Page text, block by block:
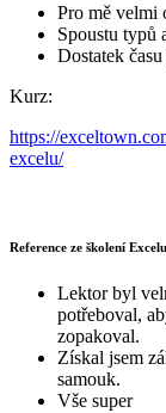
Pro mě velmi
Spoustu typů
Dostatek
Kurz:
https://
excelu/
Reference ze školení
Lektor byl
potřeboval,
zopakoval.
Získal jsem
samouk.
Vše super